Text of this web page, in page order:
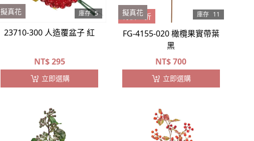
庫存 5
擬真花
23710-300 人造覆盆子 紅
NT$295
立即選購
庫存 11
特價25折
擬真花
FG-4155-020 橄欖果實帶葉
黑
NT$700
立即選購